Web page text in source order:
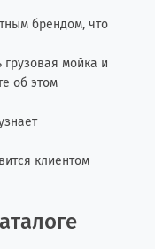
брендом, что
грузовая мойка и
об этом
клиентом